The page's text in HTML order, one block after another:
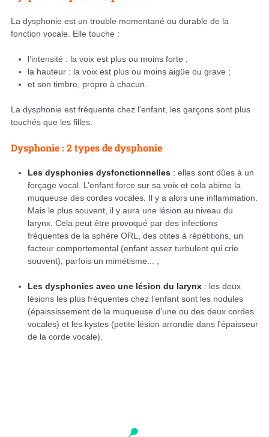
La dysphonie est un trouble momentané ou durable de la
fonction vocale. Elle touche :
l’intensité : la voix est plus ou moins forte ;
la hauteur : la voix est plus ou moins aigüe ou grave ;
et son timbre, propre à chacun.
La dysphonie est fréquente chez l’enfant, les garçons sont plus
touchés que les filles.
Dysphonie : 2 types de dysphonie
Les dysphonies dysfonctionnelles : elles sont dûes à un
forçage vocal. L’enfant force sur sa voix et cela abime la
muqueuse des cordes vocales. Il y a alors une inflammation.
Mais le plus souvent, il y aura une lésion au niveau du
larynx. Cela peut être provoqué par des infections
fréquentes de la sphère ORL, des otites à répétitions, un
facteur comportemental (enfant assez turbulent qui crie
souvent), parfois un mimétisme... ;
Les dysphonies avec une lésion du larynx : les deux
lésions les plus fréquentes chez l’enfant sont les nodules
(épaississement de la muqueuse d’une ou des deux cordes
vocales) et les kystes (petite lésion arrondie dans l'épaisseur
de la corde vocale).